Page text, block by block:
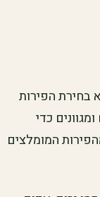
בחירת הפירות
כדי
המומלצים